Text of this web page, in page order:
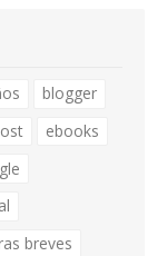
blogger
ebooks
breves